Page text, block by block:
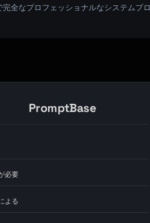
全なプロフェッショナルなシステムプロ
PromptBase
必要
よる